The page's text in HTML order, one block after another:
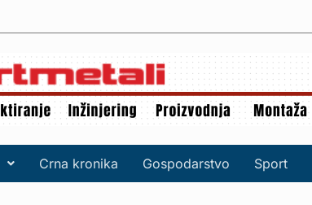
Crna kronika Gospodarstvo Sport